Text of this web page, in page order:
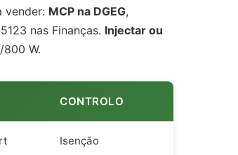
vender: MCP na DGEG,
nas Finanças. Injectar ou
W.
CONTROLO
Isenção